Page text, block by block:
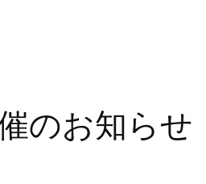
のお知らせ